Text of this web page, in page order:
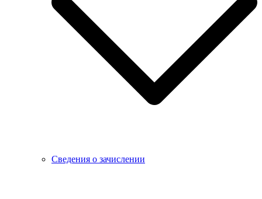
Сведения о зачислении